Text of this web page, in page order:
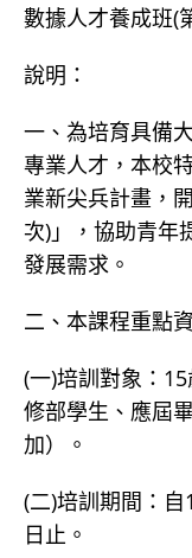
數據人才養成班(
說明：
一、為培育具備
專業人才，本校
業新尖兵計畫，
次)」，協助青年
發展需求。
二、本課程重點
(一)培訓對象：
修部學生、應屆
加）。
(二)培訓期間：
日止。